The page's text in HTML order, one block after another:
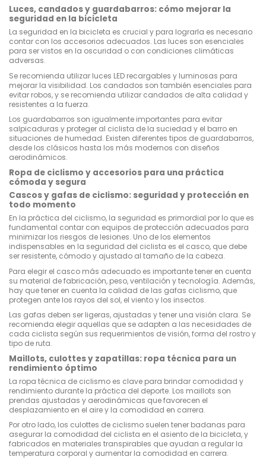
Luces, candados y guardabarros: cómo mejorar la
seguridad en la bicicleta
La seguridad en la bicicleta es crucial y para lograrla es necesario
contar con los accesorios adecuados. Las luces son esenciales
para ser vistos en la oscuridad o con condiciones climáticas
adversas.
Se recomienda utilizar luces LED recargables y luminosas para
mejorar la visibilidad. Los candados son también esenciales para
evitar robos, y se recomienda utilizar candados de alta calidad y
resistentes a la fuerza.
Los guardabarros son igualmente importantes para evitar
salpicaduras y proteger al ciclista de la suciedad y el barro en
situaciones de humedad. Existen diferentes tipos de guardabarros,
desde los clásicos hasta los más modernos con diseños
aerodinámicos.
Ropa de ciclismo y accesorios para una práctica
cómoda y segura
Cascos y gafas de ciclismo: seguridad y protección en
todo momento
En la práctica del ciclismo, la seguridad es primordial por lo que es
fundamental contar con equipos de protección adecuados para
minimizar los riesgos de lesiones. Uno de los elementos
indispensables en la seguridad del ciclista es el casco, que debe
ser resistente, cómodo y ajustado al tamaño de la cabeza.
Para elegir el casco más adecuado es importante tener en cuenta
su material de fabricación, peso, ventilación y tecnología. Además,
hay que tener en cuenta la calidad de las gafas ciclismo, que
protegen ante los rayos del sol, el viento y los insectos.
Las gafas deben ser ligeras, ajustadas y tener una visión clara. Se
recomienda elegir aquellas que se adapten a las necesidades de
cada ciclista según sus requerimientos de visión, forma del rostro y
tipo de ruta.
Maillots, culottes y zapatillas: ropa técnica para un
rendimiento óptimo
La ropa técnica de ciclismo es clave para brindar comodidad y
rendimiento durante la práctica del deporte. Los maillots son
prendas ajustadas y aerodinámicas que favorecen el
desplazamiento en el aire y la comodidad en carrera.
Por otro lado, los culottes de ciclismo suelen tener badanas para
asegurar la comodidad del ciclista en el asiento de la bicicleta, y
fabricados en materiales transpirables que ayudan a regular la
temperatura corporal y aumentar la comodidad en carrera.